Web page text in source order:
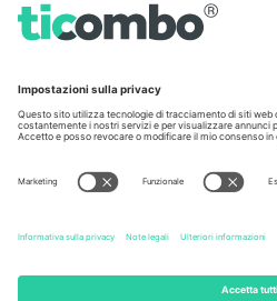
Ticombo Italia
Mimi Balkanska 132, 1540, Sofia,
base alla località, all'evento e/o al
pagina specifica dell'evento,